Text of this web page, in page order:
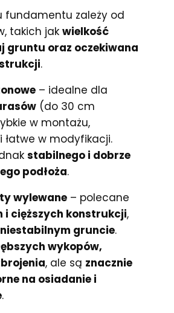
fundamentu zależy od
takich jak wielkość
gruntu oraz oczekiwana
.
– idealne dla
(do 30 cm
w montażu,
łatwe w modyfikacji.
stabilnego i dobrze
podłoża.
wylewane – polecane
i cięższych konstrukcji,
niestabilnym gruncie.
wykopów,
, ale są znacznie
na osiadanie i
.